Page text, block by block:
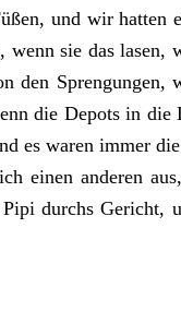
und wir hatten
sie das
die Depots in
es waren immer
einen anderen
durchs Gericht,